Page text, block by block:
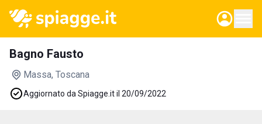
Bagno Fausto
Massa, Toscana
Aggiornato da Spiagge.it il 20/09/2022